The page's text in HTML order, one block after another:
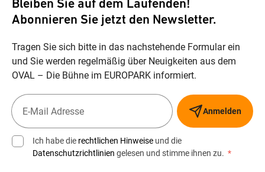
Bleiben Sie auf dem Laufenden!
Abonnieren Sie jetzt den Newsletter.
Tragen Sie sich bitte in das nachstehende Formular ein
und Sie werden regelmäßig über Neuigkeiten aus dem
OVAL – Die Bühne im EUROPARK informiert.
Anmelden
Ich habe die rechtlichen Hinweise und die
Datenschutzrichtlinien gelesen und stimme ihnen zu. *